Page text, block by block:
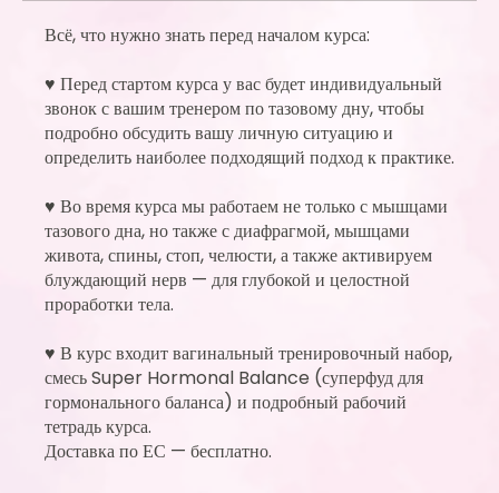
Всё, что нужно знать перед началом курса:
♥ Перед стартом курса у вас будет индивидуальный
звонок с вашим тренером по тазовому дну, чтобы
подробно обсудить вашу личную ситуацию и
определить наиболее подходящий подход к практике.
♥ Во время курса мы работаем не только с мышцами
тазового дна, но также с диафрагмой, мышцами
живота, спины, стоп, челюсти, а также активируем
блуждающий нерв — для глубокой и целостной
проработки тела.
♥ В курс входит вагинальный тренировочный набор,
смесь Super Hormonal Balance (суперфуд для
гормонального баланса) и подробный рабочий
тетрадь курса.
Доставка по ЕС — бесплатно.